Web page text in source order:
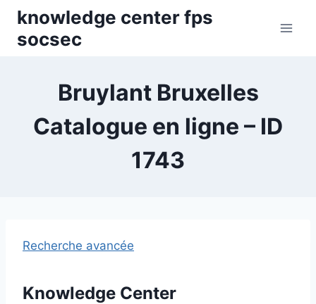
Skip
content
knowledge center fps
socsec
Bruylant Bruxelles
Catalogue en ligne – ID
1743
Recherche avancée
Knowledge Center